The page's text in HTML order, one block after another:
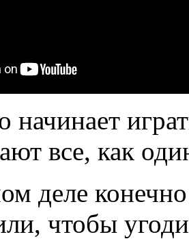
начинает
все, как
деле
чтобы